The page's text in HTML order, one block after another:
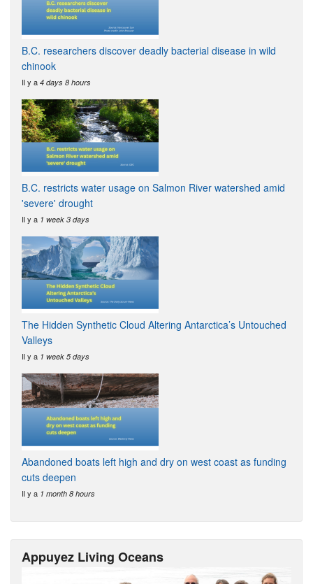
B.C. researchers discover deadly bacterial disease in wild
chinook
Il y a 4 days 8 hours
B.C. restricts water usage on Salmon River watershed amid
'severe' drought
Il y a 1 week 3 days
The Hidden Synthetic Cloud Altering Antarctica’s Untouched
Valleys
Il y a 1 week 5 days
Abandoned boats left high and dry on west coast as funding
cuts deepen
Il y a 1 month 8 hours
Appuyez Living Oceans